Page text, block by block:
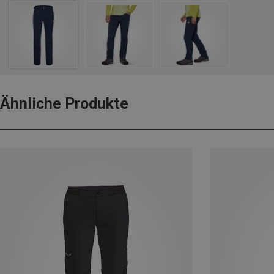
Ähnliche Produkte